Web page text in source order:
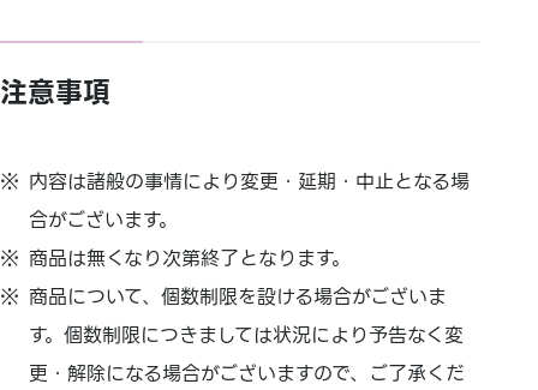
注意事項
内容は諸般の事情により変更・延期・中止となる場
合がございます。
商品は無くなり次第終了となります。
商品について、個数制限を設ける場合がございま
す。個数制限につきましては状況により予告なく変
更・解除になる場合がございますので、ご了承くだ